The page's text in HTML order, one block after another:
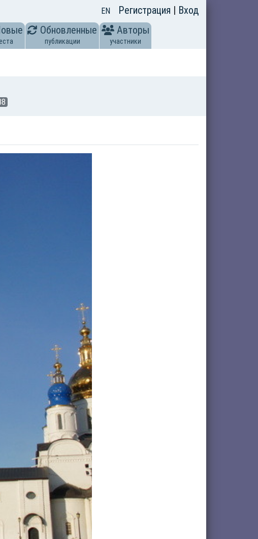
EN Регистрация | Вход
Обновленные
публикации
Авторы
участники